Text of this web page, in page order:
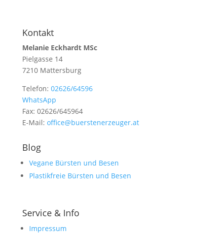
Kontakt
Melanie Eckhardt MSc
Pielgasse 14
7210 Mattersburg
Telefon: 02626/64596
WhatsApp
Fax: 02626/645964
E-Mail: office@buerstenerzeuger.at
Blog
Vegane Bürsten und Besen
Plastikfreie Bürsten und Besen
Service & Info
Impressum